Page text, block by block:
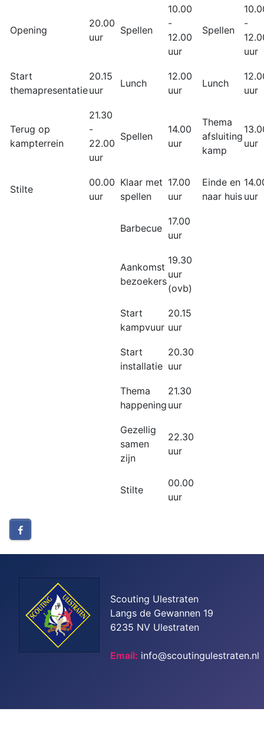
Opening
20.00
uur
Spellen
10.00
-
12.00
uur
Spellen
-
uur
Start
themapresentatie
20.15
uur
Lunch
12.00
uur
Lunch
uur
Terug op
kampterrein
21.30
-
22.00
uur
Spellen
14.00
uur
Thema
afsluiting
kamp
uur
Stilte
00.00
uur
Klaar met
spellen
17.00
uur
Einde en
naar huis uur
Barbecue
17.00
uur
Aankomst
bezoekers
19.30
uur
(ovb)
Start
kampvuur
20.15
uur
Start
installatie
20.30
uur
Thema
happening
21.30
uur
Gezellig
samen
zijn
22.30
uur
Stilte
00.00
uur
Scouting Ulestraten
Langs de Gewannen 19
6235 NV Ulestraten
Email: info@scoutingulestraten.nl